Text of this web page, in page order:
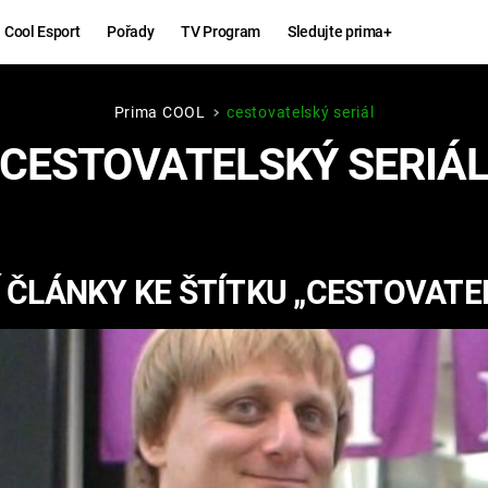
Cool Esport Pořady TV Program Sledujte prima+
Hry
KINGDOM
COME:
DELIVERANCE
ESPORT
Zábava
CHUCK
Prima COOL cestovatelský seriál
CESTOVATELSKÝ SERIÁL
KE ŠTÍTKU